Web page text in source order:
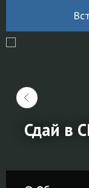
в Новой
Сдай в
Сдай в